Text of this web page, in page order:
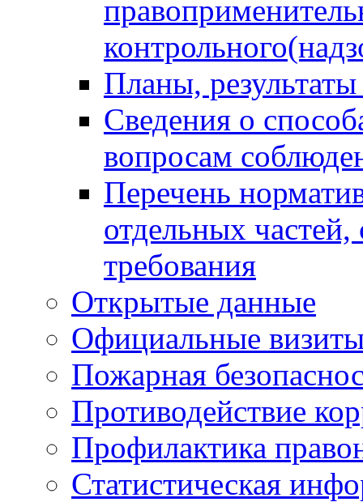
Планы,
Сведения о
вопросам
Перечень
отдельных
требования
Открытые данные
Официальные
Пожарная
Противодействие
Профилактика
Статистическая